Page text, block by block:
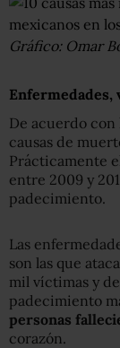
Gráfico: Omar
Enfermedades,
De acuerdo con
causas de
Prácticamente
entre 2009 y
padecimiento.
Las
son las que
mil víctimas y
padecimiento
personas
corazón.